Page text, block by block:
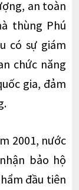
an toàn
thùng Phú
có sự giám
chức năng
gia, đảm
2001, nước
bảo hộ
đầu tiên